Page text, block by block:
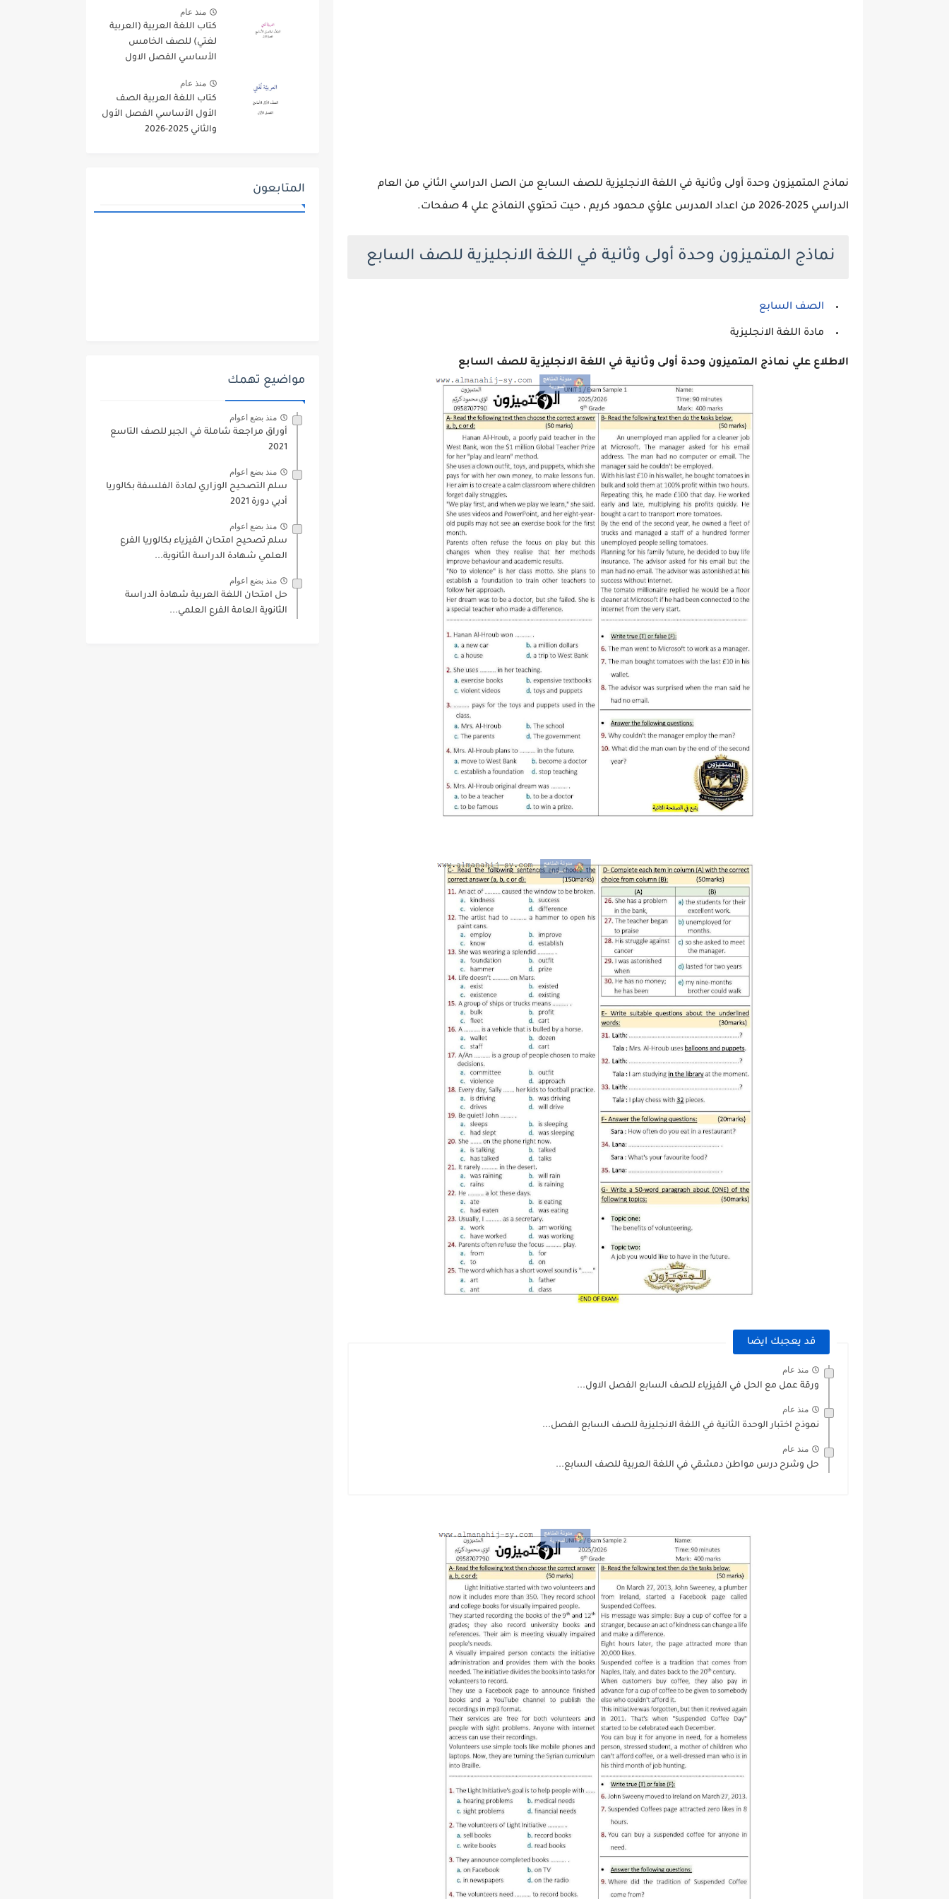
نماذج المتميزون وحدة أولى وثانية في اللغة الانجليزية للصف السابع من الصل الدراسي الثاني من العام
الدراسي 2025-2026 من اعداد المدرس علؤي محمود كريم ، حيت تحتوي النماذج علي 4 صفحات.
نماذج المتميزون وحدة أولى وثانية في اللغة الانجليزية للصف السابع
الصف السابع
مادة اللغة الانجليزية
الاطلاع علي نماذج المتميزون وحدة أولى وثانية في اللغة الانجليزية للصف السابع
قد يعجبك ايضا
منذ عام
ورقة عمل مع الحل في الفيزياء للصف السابع الفصل الاول...
منذ عام
نموذج اختبار الوحدة الثانية في اللغة الانجليزية للصف السابع الفصل...
منذ عام
حل وشرح درس مواطن دمشقي في اللغة العربية للصف السابع...
منذ عام
كتاب اللغة العربية (العربية
لغتي) للصف الخامس
الأساسي الفصل الاول
منذ عام
كتاب اللغة العربية الصف
الأول الأساسي الفصل الأول
والثاني 2025-2026
المتابعون
مواضيع تهمك
منذ بضع اعوام
أوراق مراجعة شاملة في الجبر للصف التاسع
2021
منذ بضع اعوام
سلم التصحيح الوزاري لمادة الفلسفة بكالوريا
أدبي دورة 2021
منذ بضع اعوام
سلم تصحيح امتحان الفيزياء بكالوريا الفرع
العلمي شهادة الدراسة الثانوية...
منذ بضع اعوام
حل امتحان اللغة العربية شهادة الدراسة
الثانوية العامة الفرع العلمي...